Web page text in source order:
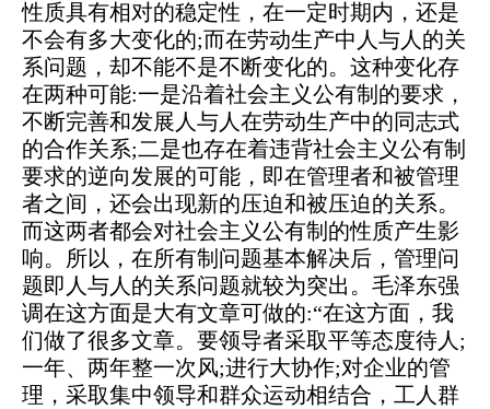
性质具有相对的稳定性，在一定时期内，还是
不会有多大变化的;而在劳动生产中人与人的关
系问题，却不能不是不断变化的。这种变化存
在两种可能:一是沿着社会主义公有制的要求，
不断完善和发展人与人在劳动生产中的同志式
的合作关系;二是也存在着违背社会主义公有制
要求的逆向发展的可能，即在管理者和被管理
者之间，还会出现新的压迫和被压迫的关系。
而这两者都会对社会主义公有制的性质产生影
响。所以，在所有制问题基本解决后，管理问
题即人与人的关系问题就较为突出。毛泽东强
调在这方面是大有文章可做的:“在这方面，我
们做了很多文章。要领导者采取平等态度待人;
一年、两年整一次风;进行大协作;对企业的管
理，采取集中领导和群众运动相结合，工人群